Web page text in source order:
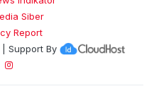
Siber
Report
Support By